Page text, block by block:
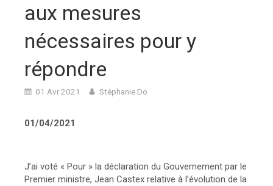
aux mesures
nécessaires pour y
répondre
01 Avr 2021 Stéphanie Do
01/04/2021
J’ai voté « Pour » la déclaration du Gouvernement par le
Premier ministre, Jean Castex relative à l’évolution de la